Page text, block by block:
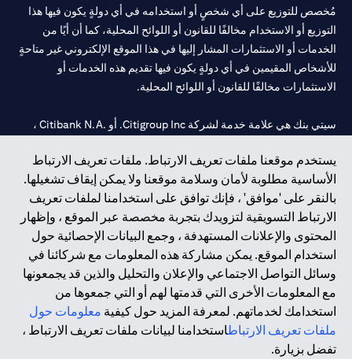
يستخدم موقعنا ملفات تعريف الارتباط. ملفات تعريف الارتباط
الأساسية مطلوبة لأمان وسلامة موقعنا ولا يمكن إيقاف تشغيلها.
بالنقر على 'موافق' ، فإنك توافق على استخدامنا لملفات تعريف
الارتباط التسويقية لتزويدك بتجربة مخصصة عبر الموقع ، وإظهار
المحتوى والإعلانات المستهدفة ، وجمع البيانات الإحصائية حول
استخدام الموقع. يمكن مشاركة هذه المعلومات مع شركائنا في
وسائل التواصل الاجتماعي والإعلان والتحليل والذين قد يجمعونها
مع المعلومات الأخرى التي قدمتها لهم أو التي جمعوها من
استخدامك لخدماتهم. لمعرفة المزيد حول كيفية معلومات حول
ملفات تعريف الارتباطاستخدامنا لبيانات ملفات تعريف الارتباط ،
تفضل بزيارة.
مُخصص للتوزيع على أي شخصٍ أو استخدامه في أي دولةٍ يكون فيها هذا
التوزيع أو الاستخدام مخالفًا للقانون أو اللوائح المحلية، كما أن أيًا من
الخدمات أو الاستثمارات المشار إليها في هذا الموقع الإلكتروني غير متاحةٍ
للأشخاص المقيمين في أي دولةٍ يكون فيها تقديم هذه الخدمات أو
الاستثمارات مخالفًا للقانون أو اللوائح المحلية.
سيتي بنك هي علامة خدمة لشركة Citigroup Inc. أو .Citibank N.A ،
سيتي بنك إن. إيه. الإمارات مسجل لدى مصرف الإمارات المركزي تحت
أرقام التراخيص 202563 لفرع الوصل في دبي، 531989 لفرع مول
الإمارات في دبي، وCN-1002019لفرع أبوظبي. هاتف: 4000 311 04.
فرع سيتي بنك إن إيه - الإمارات العربية المتحدة مرخص من مصرف
الإمارات العربية المتحدة المركزي كفرع لبنك أجنبي.
سيتي بنك إن إيه الإمارات العربية المتحدة مرخص من هيئة الأوراق المالية
والسلع في الإمارات العربية المتحدة ("SCA") للقيام بالنشاط المالي لـ أ)
الاستشارات المالية والتعريف والترويج بموجب ترخيص رقم
20200000097 ب) وسيط تداول في الأسواق الدولية بموجب ترخيص